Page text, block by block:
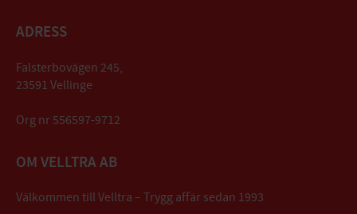
ADRESS
Falsterbovägen 245,
23591 Vellinge
Org nr 556597-9712
OM VELLTRA AB
Välkommen till Velltra – Trygg affär sedan 1993